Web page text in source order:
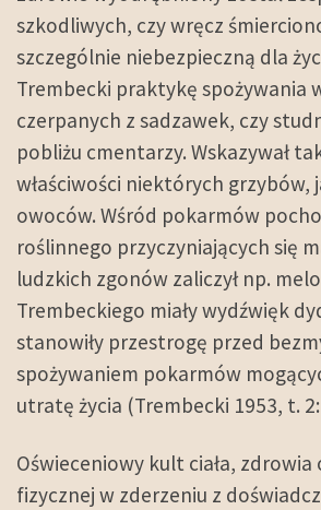
szkodliwych, czy wręcz
szczególnie niebezpieczną dla
Trembecki praktykę spożywania
czerpanych z sadzawek, czy
pobliżu cmentarzy. Wskazywał
właściwości niektórych grzybów,
owoców. Wśród pokarmów
roślinnego przyczyniających się
ludzkich zgonów zaliczył np.
Trembeckiego miały wydźwięk
stanowiły przestrogę przed
spożywaniem pokarmów
utratę życia (Trembecki 1953, t.
Oświeceniowy kult ciała,
fizycznej w zderzeniu z